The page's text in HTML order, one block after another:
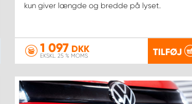
kun giver længde og bredde på lyset.
1 097DKK
EKSKL. 25 % MOMS TILFØJ